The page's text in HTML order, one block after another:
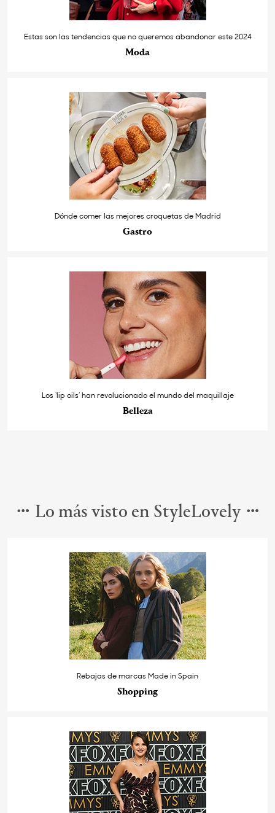
Estas son las tendencias que no queremos abandonar este 2024
Moda
Dónde comer las mejores croquetas de Madrid
Gastro
Los ‘lip oils’ han revolucionado el mundo del maquillaje
Belleza
Lo más visto en StyleLovely
Rebajas de marcas Made in Spain
Shopping